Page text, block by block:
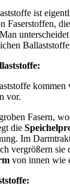
ist
Faserstoffen,
kommen
vor.
Fasern,
die
Im
vergrößern sie
von innen wie